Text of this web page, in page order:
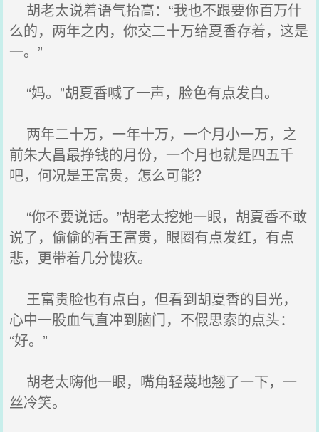
胡老太说着语气抬高：“我也不跟要你百万什
么的，两年之内，你交二十万给夏香存着，这是
一。”
“妈。”胡夏香喊了一声，脸色有点发白。
两年二十万，一年十万，一个月小一万，之
前朱大昌最挣钱的月份，一个月也就是四五千
吧，何况是王富贵，怎么可能？
“你不要说话。”胡老太挖她一眼，胡夏香不敢
说了，偷偷的看王富贵，眼圈有点发红，有点
悲，更带着几分愧疚。
王富贵脸也有点白，但看到胡夏香的目光，
心中一股血气直冲到脑门，不假思索的点头：
“好。”
胡老太嗨他一眼，嘴角轻蔑地翘了一下，一
丝冷笑。